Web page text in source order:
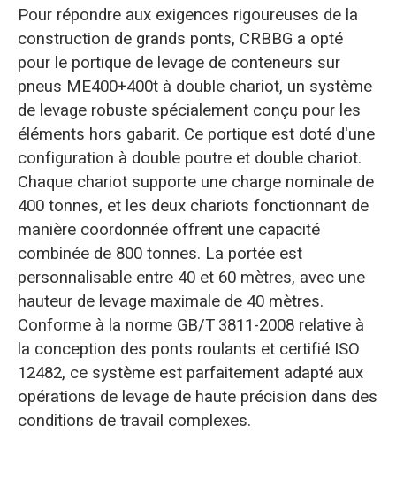
Pour répondre aux exigences rigoureuses de la
construction de grands ponts, CRBBG a opté
pour le portique de levage de conteneurs sur
pneus ME400+400t à double chariot, un système
de levage robuste spécialement conçu pour les
éléments hors gabarit. Ce portique est doté d'une
configuration à double poutre et double chariot.
Chaque chariot supporte une charge nominale de
400 tonnes, et les deux chariots fonctionnant de
manière coordonnée offrent une capacité
combinée de 800 tonnes. La portée est
personnalisable entre 40 et 60 mètres, avec une
hauteur de levage maximale de 40 mètres.
Conforme à la norme GB/T 3811-2008 relative à
la conception des ponts roulants et certifié ISO
12482, ce système est parfaitement adapté aux
opérations de levage de haute précision dans des
conditions de travail complexes.